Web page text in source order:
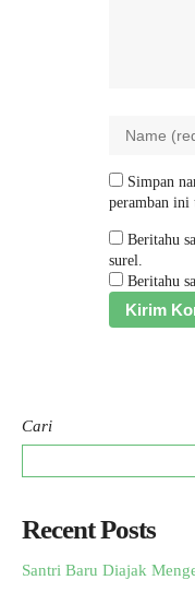
Simpan
peramban ini
Beritahu
surel.
Beritahu
Cari
Recent Posts
Santri Baru Diajak